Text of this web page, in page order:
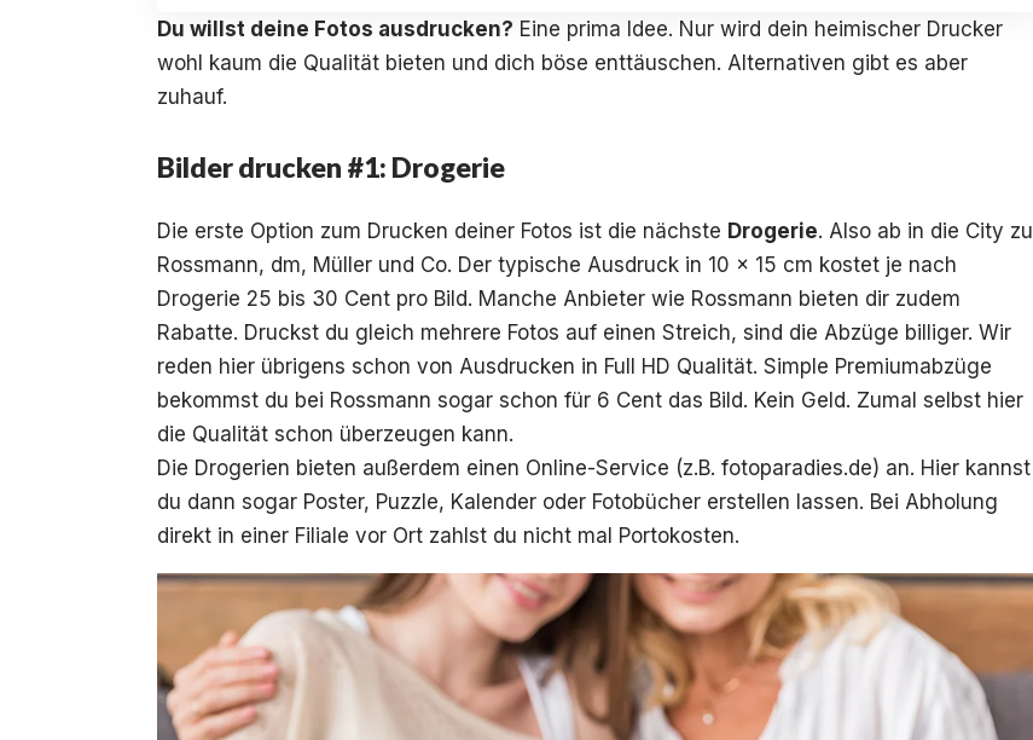
Du willst deine Fotos ausdrucken? Eine prima Idee. Nur wird dein heimischer Drucker
wohl kaum die Qualität bieten und dich böse enttäuschen. Alternativen gibt es aber
zuhauf.
Bilder drucken #1: Drogerie
Die erste Option zum Drucken deiner Fotos ist die nächste Drogerie. Also ab in die City zu
Rossmann, dm, Müller und Co. Der typische Ausdruck in 10 x 15 cm kostet je nach
Drogerie 25 bis 30 Cent pro Bild. Manche Anbieter wie Rossmann bieten dir zudem
Rabatte. Druckst du gleich mehrere Fotos auf einen Streich, sind die Abzüge billiger. Wir
reden hier übrigens schon von Ausdrucken in Full HD Qualität. Simple Premiumabzüge
bekommst du bei Rossmann sogar schon für 6 Cent das Bild. Kein Geld. Zumal selbst hier
die Qualität schon überzeugen kann.
Die Drogerien bieten außerdem einen Online-Service (z.B. fotoparadies.de) an. Hier kannst
du dann sogar Poster, Puzzle, Kalender oder Fotobücher erstellen lassen. Bei Abholung
direkt in einer Filiale vor Ort zahlst du nicht mal Portokosten.